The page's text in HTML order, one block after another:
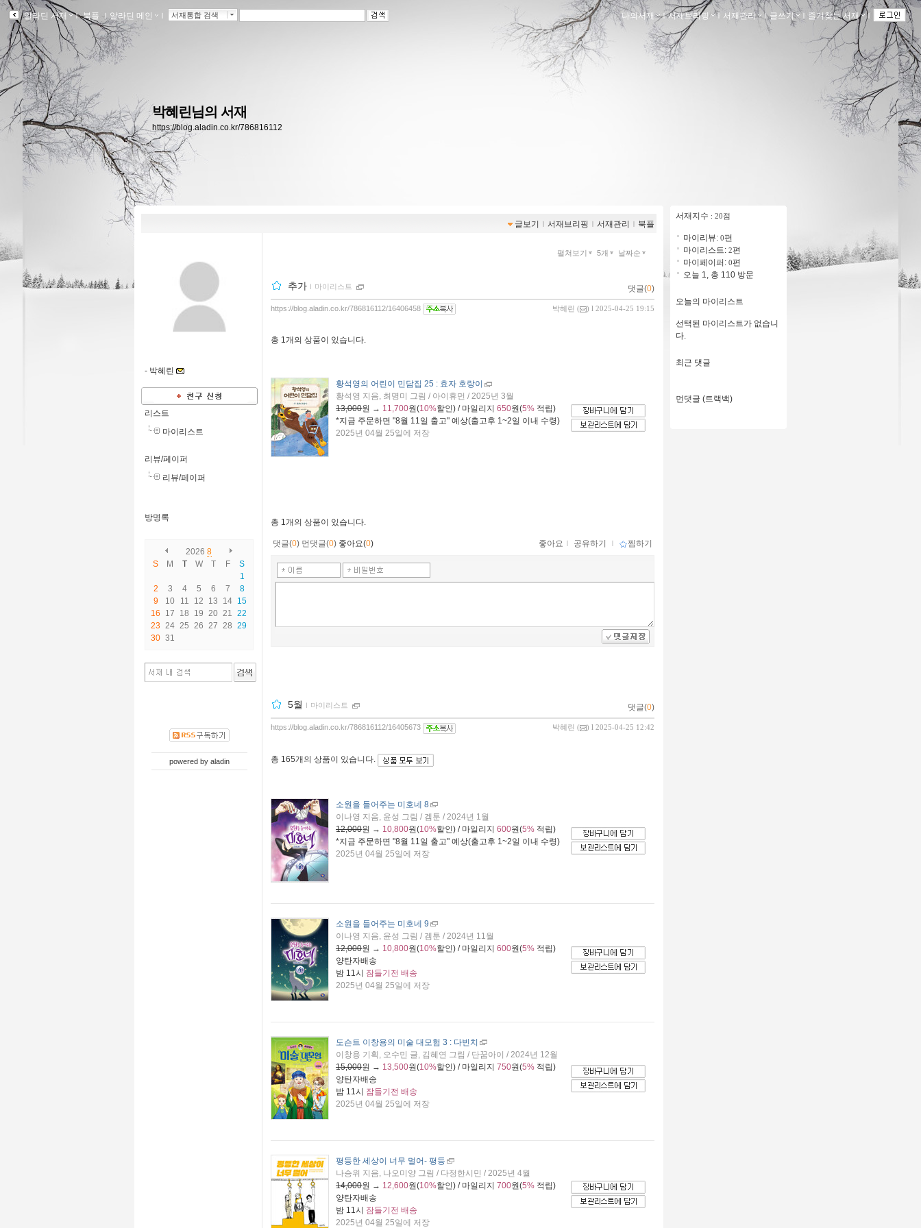
알라딘 서재 ｌ북플 ｌ알라딘 메인 서재통합 검색 나의서재 ｌ서재브리핑 ｌ 서재관리 ｌ글쓰기 ｌ 즐겨찾는 서재 ｌ
박혜린님의 서재
https://blog.aladin.co.kr/786816112
글보기 ｌ 서재브리핑 ｌ 서재관리 ｌ 북플
- 박혜린
리스트
마이리스트
리뷰/페이퍼
리뷰/페이퍼
방명록
2026 8
S
M T W T F
S
1
2
3 4 5 6 7
8
9
10 11 12 13 14 15
16
17 18 19 20 21 22
23 24 25 26 27 28 29
30 31
powered by aladin
펼쳐보기 5개 날짜순
추가 ｌ 마이리스트 댓글(0)
박혜린 ( ) l 2025-04-25 19:15
https://blog.aladin.co.kr/786816112/16406458
총 1개 의 상품이 있습니다.
황석영의 어린이 민담집 25 : 효자 호랑이
황석영 지음, 최명미 그림 / 아이휴먼 / 2025년 3월
13,000원 → 11,700원(10%할인) / 마일리지 650원(5% 적립)
*지금 주문하면 "8월 11일 출고" 예상(출고후 1~2일 이내 수령)
2025년 04월 25일에 저장
총 1개 의 상품이 있습니다.
댓글(0) 먼댓글(0) 좋아요(0) 좋아요 ｌ 공유하기 ｌ 찜하기
5월 ｌ 마이리스트 댓글(0)
박혜린 ( ) l 2025-04-25 12:42
https://blog.aladin.co.kr/786816112/16405673
총 165개 의 상품이 있습니다.
소원을 들어주는 미호네 8
이나영 지음, 윤성 그림 / 겜툰 / 2024년 1월
12,000원 → 10,800원(10%할인) / 마일리지 600원(5% 적립)
*지금 주문하면 "8월 11일 출고" 예상(출고후 1~2일 이내 수령)
2025년 04월 25일에 저장
소원을 들어주는 미호네 9
이나영 지음, 윤성 그림 / 겜툰 / 2024년 11월
12,000원 → 10,800원(10%할인) / 마일리지 600원(5% 적립)
양탄자배송
밤 11시 잠들기전 배송
2025년 04월 25일에 저장
도슨트 이창용의 미술 대모험 3 : 다빈치
이창용 기획, 오수민 글, 김혜연 그림 / 단꿈아이 / 2024년 12월
15,000원 → 13,500원(10%할인) / 마일리지 750원(5% 적립)
양탄자배송
밤 11시 잠들기전 배송
2025년 04월 25일에 저장
평등한 세상이 너무 멀어- 평등
나승위 지음, 나오미양 그림 / 다정한시민 / 2025년 4월
14,000원 → 12,600원(10%할인) / 마일리지 700원(5% 적립)
양탄자배송
밤 11시 잠들기전 배송
2025년 04월 25일에 저장
서재지수 : 20점
마이리뷰: 0편
마이리스트: 2편
마이페이퍼: 0편
오늘 1, 총 110 방문
오늘의 마이리스트
선택된 마이리스트가 없습니
다.
최근 댓글
먼댓글 (트랙백)